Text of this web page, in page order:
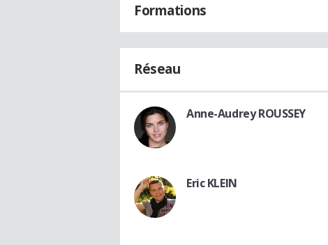
Formations
Réseau
Anne-Audrey ROUSSEY
Eric KLEIN